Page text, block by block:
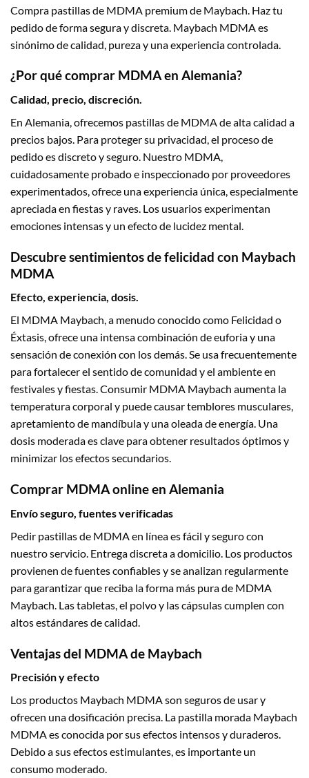
Compra pastillas de MDMA premium de Maybach. Haz tu
pedido de forma segura y discreta. Maybach MDMA es
sinónimo de calidad, pureza y una experiencia controlada.
¿Por qué comprar MDMA en Alemania?
Calidad, precio, discreción.
En Alemania, ofrecemos pastillas de MDMA de alta calidad a
precios bajos. Para proteger su privacidad, el proceso de
pedido es discreto y seguro. Nuestro MDMA,
cuidadosamente probado e inspeccionado por proveedores
experimentados, ofrece una experiencia única, especialmente
apreciada en fiestas y raves. Los usuarios experimentan
emociones intensas y un efecto de lucidez mental.
Descubre sentimientos de felicidad con Maybach
MDMA
Efecto, experiencia, dosis.
El MDMA Maybach, a menudo conocido como Felicidad o
Éxtasis, ofrece una intensa combinación de euforia y una
sensación de conexión con los demás. Se usa frecuentemente
para fortalecer el sentido de comunidad y el ambiente en
festivales y fiestas. Consumir MDMA Maybach aumenta la
temperatura corporal y puede causar temblores musculares,
apretamiento de mandíbula y una oleada de energía. Una
dosis moderada es clave para obtener resultados óptimos y
minimizar los efectos secundarios.
Comprar MDMA online en Alemania
Envío seguro, fuentes verificadas
Pedir pastillas de MDMA en línea es fácil y seguro con
nuestro servicio. Entrega discreta a domicilio. Los productos
provienen de fuentes confiables y se analizan regularmente
para garantizar que reciba la forma más pura de MDMA
Maybach. Las tabletas, el polvo y las cápsulas cumplen con
altos estándares de calidad.
Ventajas del MDMA de Maybach
Precisión y efecto
Los productos Maybach MDMA son seguros de usar y
ofrecen una dosificación precisa. La pastilla morada Maybach
MDMA es conocida por sus efectos intensos y duraderos.
Debido a sus efectos estimulantes, es importante un
consumo moderado.